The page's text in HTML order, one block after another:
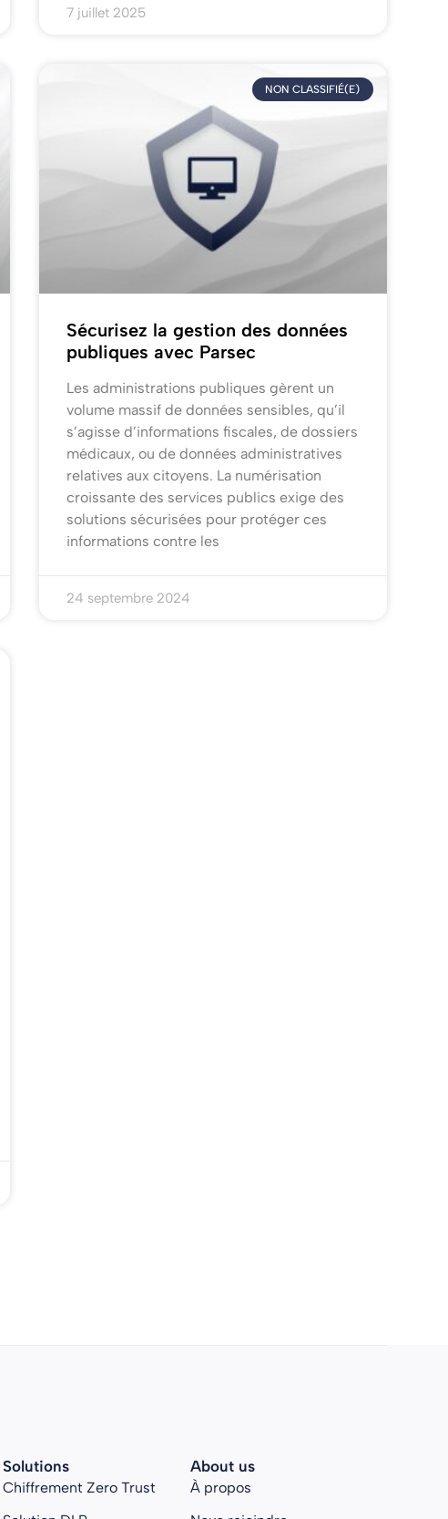
7 juillet 2025
NON CLASSIFIÉ(E)
Sécurisez la gestion des données
publiques avec Parsec
Les administrations publiques gèrent un
volume massif de données sensibles, qu’il
s’agisse d’informations fiscales, de dossiers
médicaux, ou de données administratives
relatives aux citoyens. La numérisation
croissante des services publics exige des
solutions sécurisées pour protéger ces
informations contre les
24 septembre 2024
Solutions
Chiffrement Zero Trust
About us
À propos